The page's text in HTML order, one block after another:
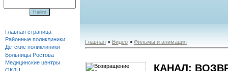
Главная страница
Районные поликлиники
Детские поликлиники
Больницы Ростова
Медицинские центры
Главная » Видео» Фильмы и анимация
КАНАЛ: